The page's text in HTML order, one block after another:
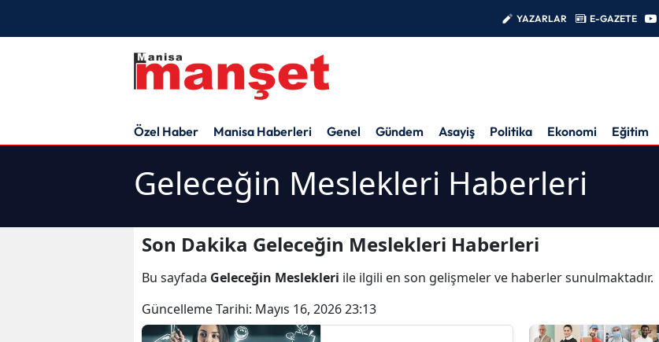
YAZARLAR E-GAZETE
Özel Haber Manisa Haberleri Genel Gündem Asayiş Politika Ekonomi Eğitim
Geleceğin Meslekleri Haberleri
Son Dakika Geleceğin Meslekleri Haberleri
Bu sayfada Geleceğin Meslekleri ile ilgili en son gelişmeler ve haberler sunulmaktadır.
Güncelleme Tarihi: Mayıs 16, 2026 23:13